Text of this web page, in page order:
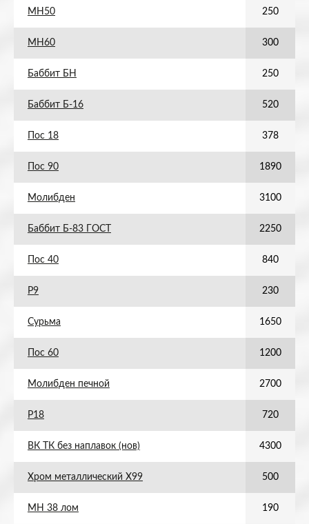
МН50 250
МН60 300
Баббит БН 250
Баббит Б-16 520
Пос 18 378
Пос 90 1890
Молибден 3100
Баббит Б-83 ГОСТ 2250
Пос 40 840
Р9 230
Сурьма 1650
Пос 60 1200
Молибден печной 2700
Р18 720
ВК ТК без наплавок (нов) 4300
Хром металлический Х99 500
МН 38 лом 190